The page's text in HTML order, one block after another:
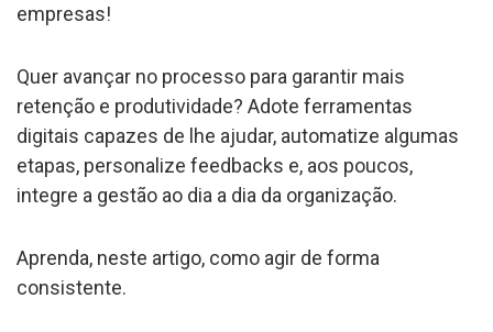
empresas!
Quer avançar no processo para garantir mais
retenção e produtividade? Adote ferramentas
digitais capazes de lhe ajudar, automatize algumas
etapas, personalize feedbacks e, aos poucos,
integre a gestão ao dia a dia da organização.
Aprenda, neste artigo, como agir de forma
consistente.